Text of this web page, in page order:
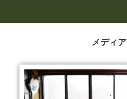
メディア
ペ
ー
ペ
ー